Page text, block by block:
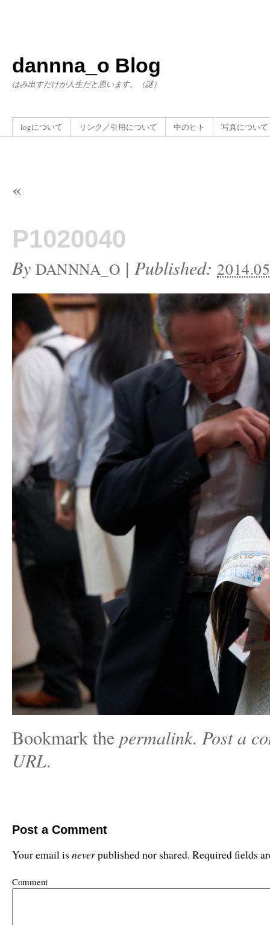
dannna_o Blog
はみ出すだけが人生だと思います。（謎）
logについて リンク／引用について 中のヒト 写真について
«
P1020040
By DANNNA_O |Published:
Bookmark the permalink. Post a
URL.
Post a Comment
Your email is neverpublished nor shared. Required fields
Comment